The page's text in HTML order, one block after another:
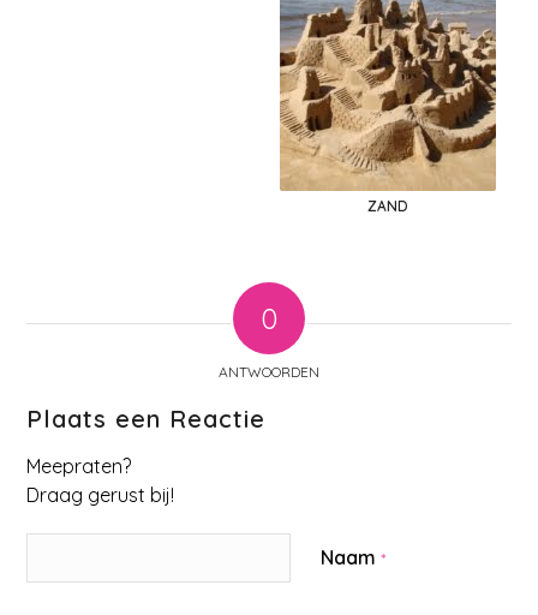
ZAND
0
ANTWOORDEN
Plaats een Reactie
Meepraten?
Draag gerust bij!
Naam*